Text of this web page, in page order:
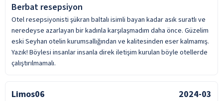
Berbat resepsiyon
Otel resepsiyonisti şükran baltalı isimli bayan kadar asık suratlı ve
neredeyse azarlayan bir kadınla karşılaşmadım daha önce. Güzelim
eski Seyhan otelin kurumsallığından ve kalitesinden eser kalmamış.
Yazık! Böylesi insanlar insanla direk iletişim kurulan böyle otellerde
çalıştırılmamalı.
Limos06 2024-03